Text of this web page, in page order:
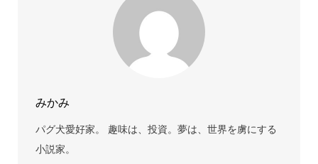
みかみ
パグ犬愛好家。 趣味は、投資。夢は、世界を虜にする
小説家。